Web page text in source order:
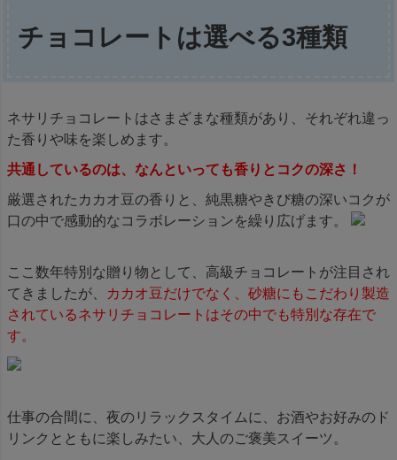
チョコレートは選べる3種類
ネサリチョコレートはさまざまな種類があり、それぞれ違っ
た香りや味を楽しめます。
共通しているのは、なんといっても香りとコクの深さ！
厳選されたカカオ豆の香りと、純黒糖やきび糖の深いコクが
口の中で感動的なコラボレーションを繰り広げます。
ここ数年特別な贈り物として、高級チョコレートが注目され
てきましたが、
カカオ豆だけでなく、砂糖にもこだわり製造
されているネサリチョコレートはその中でも特別な存在で
す。
仕事の合間に、夜のリラックスタイムに、お酒やお好みのド
リンクとともに楽しみたい、大人のご褒美スイーツ。